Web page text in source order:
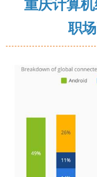
重庆计算
职